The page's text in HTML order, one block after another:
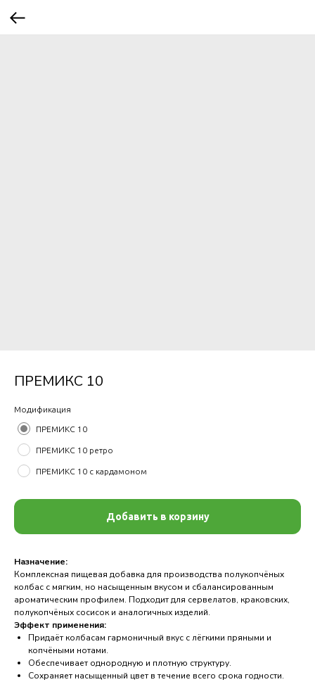
ПРЕМИКС 10
Модификация
ПРЕМИКС 10
ПРЕМИКС 10 ретро
ПРЕМИКС 10 с кардамоном
Добавить в корзину
Назначение:
Комплексная пищевая добавка для производства полукопчёных
колбас с мягким, но насыщенным вкусом и сбалансированным
ароматическим профилем. Подходит для сервелатов, краковских,
полукопчёных сосисок и аналогичных изделий.
Эффект применения:
Придаёт колбасам гармоничный вкус с лёгкими пряными и
копчёными нотами.
Обеспечивает однородную и плотную структуру.
Сохраняет насыщенный цвет в течение всего срока годности.